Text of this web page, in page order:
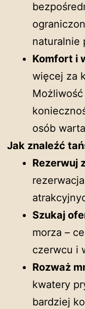
naturalnie
Komfort i
więcej za
osób
Jak znaleźć
Rezerwuj
Szukaj
morza –
czerwcu i
Rozważ
kwatery
bardziej